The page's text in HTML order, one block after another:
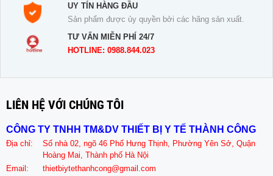
UY TÍN HÀNG ĐẦU
Sản phẩm được ủy quyền bởi các hãng sản xuất.
TƯ VẤN MIỄN PHÍ 24/7
HOTLINE: 0988.844.023
LIÊN HỆ VỚI CHÚNG TÔI
CÔNG TY TNHH TM&DV THIẾT BỊ Y TẾ THÀNH CÔNG
Địa chỉ:
Số nhà 02, ngõ 46 Phố Hưng Thịnh, Phường Yên Sở, Quận
Hoàng Mai, Thành phố Hà Nội
Email:
thietbiytethanhcong@gmail.com